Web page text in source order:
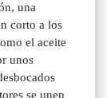
una
corto a los
el aceite
unos
se unen